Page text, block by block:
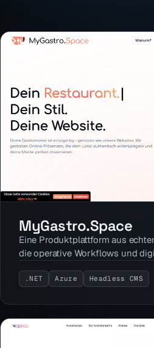
MyGastro.Space
Eine Produktplattform aus
die operative Workflows und
.NET Azure Headless CMS